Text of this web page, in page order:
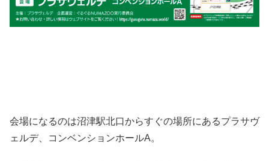
会場になるのは沼津駅北口からすぐの場所にあるプラサヴ
ェルデ、コンベンションホールA。